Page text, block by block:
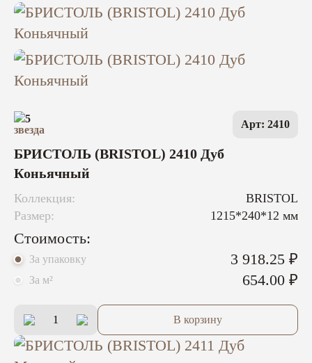
5 Арт: 2410
БРИСТОЛЬ (BRISTOL) 2410 Дуб
Коньячный
Коллекция:
BRISTOL
Размер:
1215*240*12 мм
Стоимость:
За упаковку 3 918.25 ₽
За м² 654.00 ₽
В корзину